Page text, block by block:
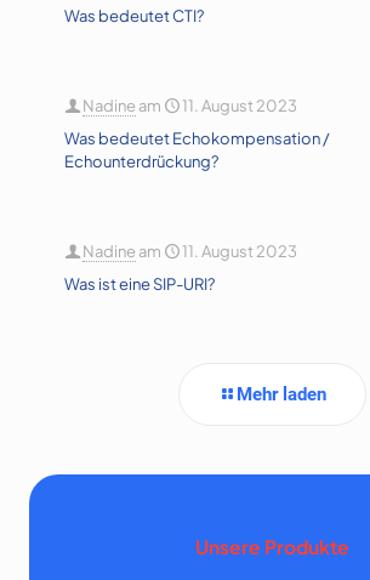
Was bedeutet CTI?
Nadine am
11. August 2023
Was bedeutet Echokompensation /
Echounterdrückung?
Nadine am
11. August 2023
Was ist eine SIP-URI?
Mehr laden
Unsere Produkte